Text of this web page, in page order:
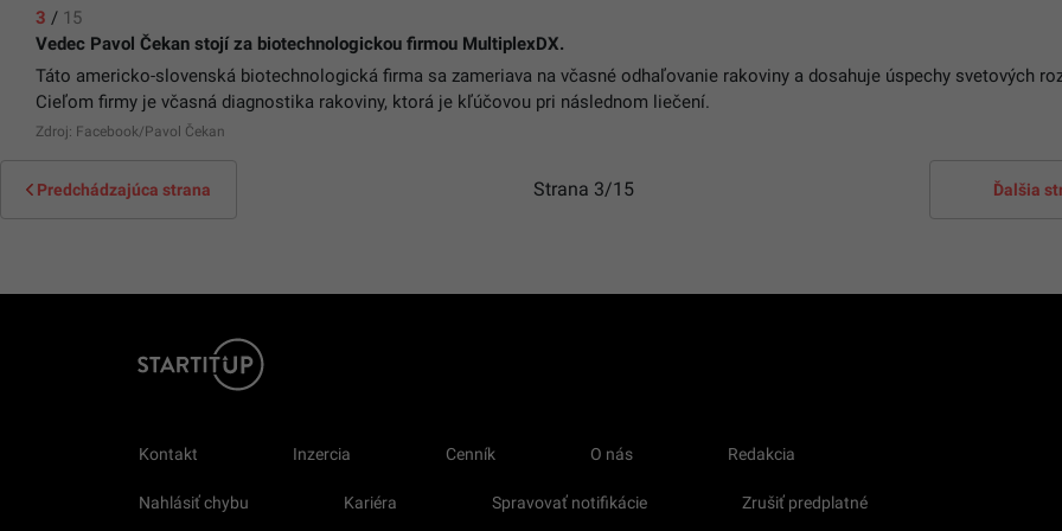
3 / 15
Vedec Pavol Čekan stojí za biotechnologickou firmou MultiplexDX.
Táto americko-slovenská biotechnologická firma sa zameriava na včasné odhaľovanie rakoviny a dosahuje úspechy svetových
Cieľom firmy je včasná diagnostika rakoviny, ktorá je kľúčovou pri následnom liečení.
Zdroj: Facebook/Pavol Čekan
Predchádzajúca strana Strana 3/15 Ďalšia
Kontakt Inzercia Cenník O nás Redakcia
Nahlásiť chybu Kariéra Spravovať notifikácie Zrušiť predplatné